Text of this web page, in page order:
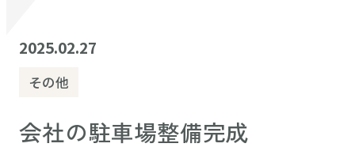
その他
2025.02.27
会社の駐車場整備完成